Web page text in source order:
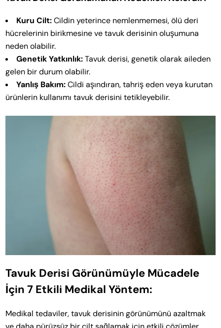
Kuru Cilt:Cildin yeterince nemlenmemesi, ölü deri
hücrelerinin birikmesine ve tavuk derisinin oluşumuna
neden olabilir.
Genetik Yatkınlık:Tavuk derisi, genetik olarak aileden
gelen bir durum olabilir.
Yanlış Bakım:Cildi aşındıran, tahriş eden veya kurutan
ürünlerin kullanımı tavuk derisini tetikleyebilir.
Tavuk Derisi Görünümüyle Mücadele
İçin 7 Etkili Medikal Yöntem:
Medikal tedaviler, tavuk derisinin görünümünü azaltmak